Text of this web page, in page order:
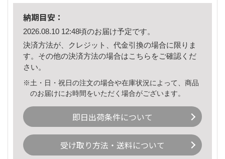
納期目安：
2026.08.10 12:48頃のお届け予定です。
決済方法が、クレジット、代金引換の場合に限りま
す。その他の決済方法の場合はこちら をご確認くだ
さい。
※土・日・祝日の注文の場合や在庫状況によって、商品
のお届けにお時間をいただく場合がございます。
即日出荷条件について
受け取り方法・送料について